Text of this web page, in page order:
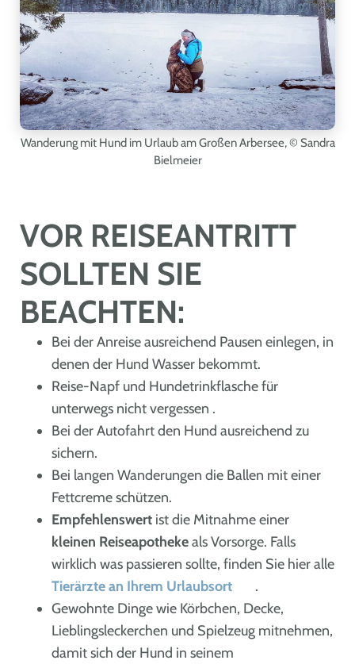
Wanderung mit Hund im Urlaub am Großen Arbersee,© Sandra
Bielmeier
VOR REISEANTRITT
SOLLTEN SIE
BEACHTEN:
Bei der Anreise ausreichend Pausen einlegen, in
denen der Hund Wasser bekommt.
Reise-Napf und Hundetrinkflasche für
unterwegs nicht vergessen .
Bei der Autofahrt den Hund ausreichend zu
sichern.
Bei langen Wanderungen die Ballen mit einer
Fettcreme schützen.
Empfehlenswert ist die Mitnahme einer
kleinen Reiseapothekeals Vorsorge. Falls
wirklich was passieren sollte, finden Sie hier alle
Tierärzte an Ihrem Urlaubsort
.
Gewohnte Dinge wie Körbchen, Decke,
Lieblingsleckerchen und Spielzeug mitnehmen,
damit sich der Hund in seinem